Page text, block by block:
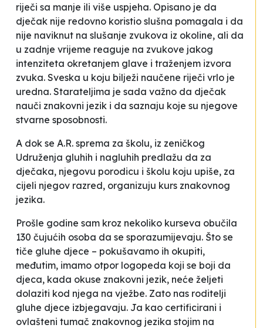
riječi sa manje ili više uspjeha. Opisano je da
dječak nije redovno koristio slušna pomagala i da
nije naviknut na slušanje zvukova iz okoline, ali da
u zadnje vrijeme reaguje na zvukove jakog
intenziteta okretanjem glave i traženjem izvora
zvuka. Sveska u koju bilježi naučene riječi vrlo je
uredna. Starateljima je sada važno da dječak
nauči znakovni jezik i da saznaju koje su njegove
stvarne sposobnosti.
A dok se A.R. sprema za školu, iz zeničkog
Udruženja gluhih i nagluhih predlažu da za
dječaka, njegovu porodicu i školu koju upiše, za
cijeli njegov razred, organizuju kurs znakovnog
jezika.
Prošle godine sam kroz nekoliko kurseva obučila
130 čujućih osoba da se sporazumijevaju. Što se
tiče gluhe djece – pokušavamo ih okupiti,
međutim, imamo otpor logopeda koji se boji da
djeca, kada okuse znakovni jezik, neće željeti
dolaziti kod njega na vježbe. Zato nas roditelji
gluhe djece izbjegavaju. Ja kao certificirani i
ovlašteni tumač znakovnog jezika stojim na